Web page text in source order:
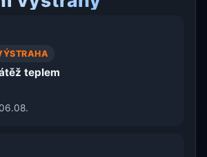
teplem